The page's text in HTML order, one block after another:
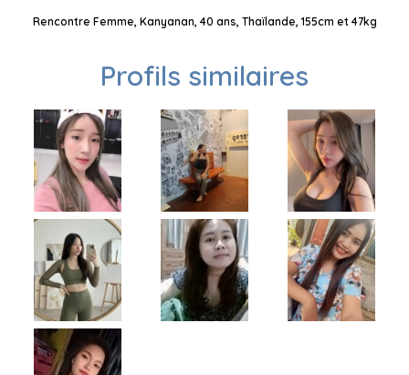
Rencontre Femme, Kanyanan, 40 ans, Thaïlande, 155cm et 47kg
Profils similaires